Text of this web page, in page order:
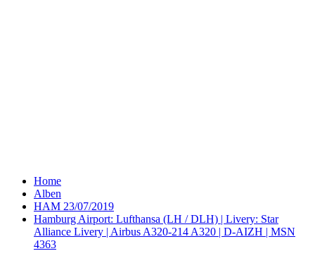
Home
Alben
HAM 23/07/2019
Hamburg Airport: Lufthansa (LH / DLH) | Livery: Star
Alliance Livery | Airbus A320-214 A320 | D-AIZH | MSN
4363